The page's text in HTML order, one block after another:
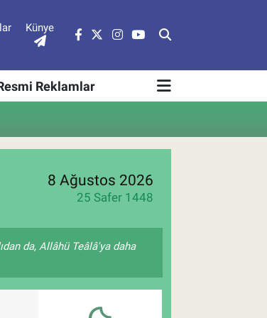
Künye
Reklamlar
8 Ağustos 2026
25 Safer 1448
da, Allâhü Teâlâ'ya daha